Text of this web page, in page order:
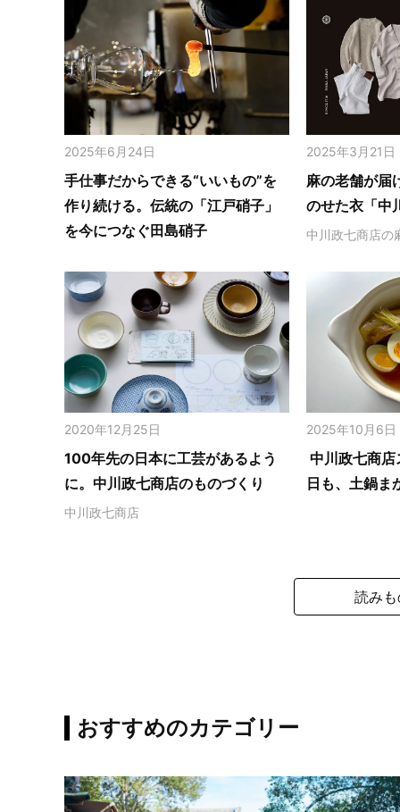
2025年6月24日
手仕事だからできる“いいもの”を
作り続ける。伝統の「江戸硝子」
を今につなぐ田島硝子
2025年3月21日
麻の老舗が届
のせた衣「中
中川政七商店の
2020年12月25日
100年先の日本に工芸があるよう
に。中川政七商店のものづくり
中川政七商店
2025年10月6日
中川政七商
日も、土鍋ま
読み
おすすめのカテゴリー